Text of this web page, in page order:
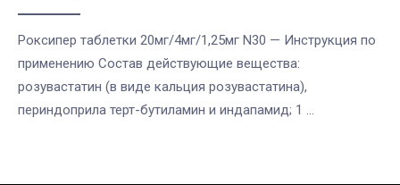
Роксипер таблетки 20мг/4мг/1,25мг N30 — Инструкция по
применению Состав действующие вещества:
розувастатин (в виде кальция розувастатина),
периндоприла терт-бутиламин и индапамид; 1 ...